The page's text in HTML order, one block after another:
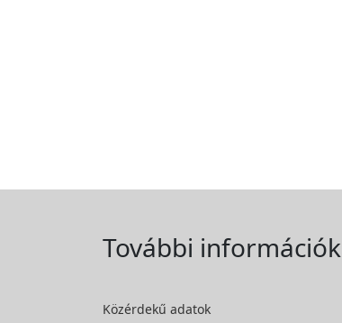
További információk
Közérdekű adatok